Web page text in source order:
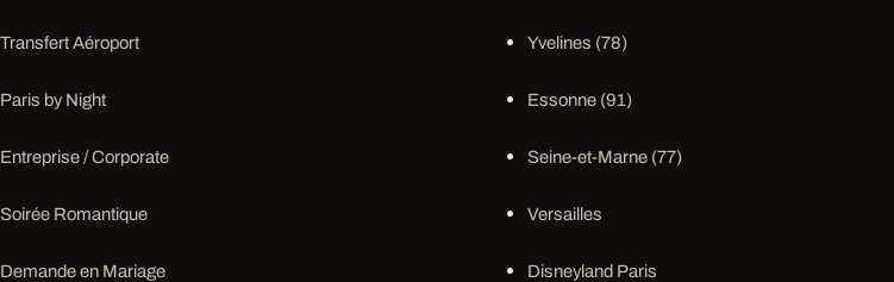
Transfert Aéroport
Paris by Night
Entreprise / Corporate
Soirée Romantique
Demande en Mariage
Yvelines (78)
Essonne (91)
Seine-et-Marne (77)
Versailles
Disneyland Paris